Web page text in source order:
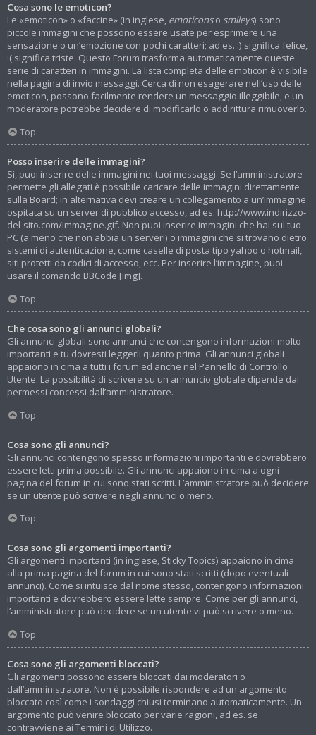
Cosa sono le emoticon?
Le «emoticon» o «faccine» (in inglese, emoticonso smileys) sono
piccole immagini che possono essere usate per esprimere una
sensazione o un’emozione con pochi caratteri; ad es. :) significa felice,
:( significa triste. Questo Forum trasforma automaticamente queste
serie di caratteri in immagini. La lista completa delle emoticon è visibile
nella pagina di invio messaggi. Cerca di non esagerare nell’uso delle
emoticon, possono facilmente rendere un messaggio illeggibile, e un
moderatore potrebbe decidere di modificarlo o addirittura rimuoverlo.
Top
Posso inserire delle immagini?
Sì, puoi inserire delle immagini nei tuoi messaggi. Se l’amministratore
permette gli allegati è possibile caricare delle immagini direttamente
sulla Board; in alternativa devi creare un collegamento a un’immagine
ospitata su un server di pubblico accesso, ad es. http://www.indirizzo-
del-sito.com/immagine.gif. Non puoi inserire immagini che hai sul tuo
PC (a meno che non abbia un server!) o immagini che si trovano dietro
sistemi di autenticazione, come caselle di posta tipo yahoo o hotmail,
siti protetti da codici di accesso, ecc. Per inserire l’immagine, puoi
usare il comando BBCode [img].
Top
Che cosa sono gli annunci globali?
Gli annunci globali sono annunci che contengono informazioni molto
importanti e tu dovresti leggerli quanto prima. Gli annunci globali
appaiono in cima a tutti i forum ed anche nel Pannello di Controllo
Utente. La possibilità di scrivere su un annuncio globale dipende dai
permessi concessi dall’amministratore.
Top
Cosa sono gli annunci?
Gli annunci contengono spesso informazioni importanti e dovrebbero
essere letti prima possibile. Gli annunci appaiono in cima a ogni
pagina del forum in cui sono stati scritti. L’amministratore può decidere
se un utente può scrivere negli annunci o meno.
Top
Cosa sono gli argomenti importanti?
Gli argomenti importanti (in inglese, Sticky Topics) appaiono in cima
alla prima pagina del forum in cui sono stati scritti (dopo eventuali
annunci). Come si intuisce dal nome stesso, contengono informazioni
importanti e dovrebbero essere lette sempre. Come per gli annunci,
l’amministratore può decidere se un utente vi può scrivere o meno.
Top
Cosa sono gli argomenti bloccati?
Gli argomenti possono essere bloccati dai moderatori o
dall’amministratore. Non è possibile rispondere ad un argomento
bloccato così come i sondaggi chiusi terminano automaticamente. Un
argomento può venire bloccato per varie ragioni, ad es. se
contravviene ai Termini di Utilizzo.